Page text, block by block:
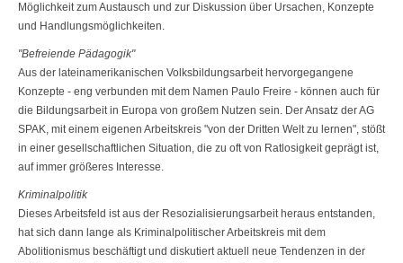
Möglichkeit zum Aus­tausch und zur Diskussion über Ursachen, Konzepte
und Handlungsmöglich­keiten.
"Befreiende Pädagogik"
Aus der lateinamerikanischen Volksbildungsarbeit hervorgegangene
Konzepte - eng verbunden mit dem Namen Paulo Freire - können auch für
die Bildungs­arbeit in Europa von großem Nutzen sein. Der Ansatz der AG
SPAK, mit einem eigenen Arbeitskreis "von der Dritten Welt zu lernen", stößt
in einer gesell­schaftlichen Situation, die zu oft von Ratlosigkeit geprägt ist,
auf immer größe­res Interesse.
Kriminalpolitik
Dieses Arbeitsfeld ist aus der Resozialisierungsarbeit heraus entstanden,
hat sich dann lange als Kriminalpolitischer Arbeitskreis mit dem
Abolitionismus beschäftigt und diskutiert aktuell neue Tendenzen in der